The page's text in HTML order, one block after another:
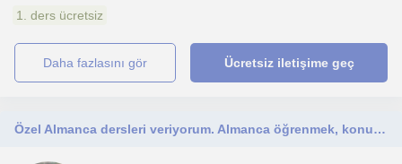
1. ders ücretsiz
daha fazlasını gör Ücretsiz iletişime geç
Özel Almanca dersleri veriyorum. Almanca öğrenmek, konuşmak isteyen her yaş grubu çocuğa bireysel ders